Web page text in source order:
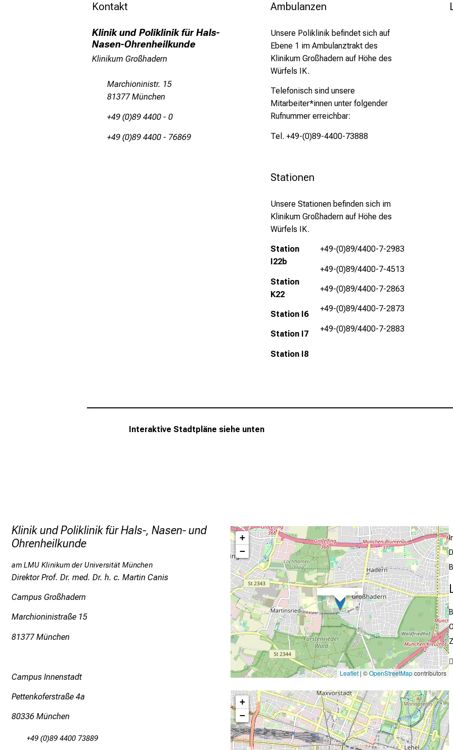
Kontakt
Klinik und Poliklinik für Hals-
Nasen-Ohrenheilkunde
Klinikum Großhadern
Marchioninistr. 15
81377 München
+49 (0)89 4400 - 0
+49 (0)89 4400 - 76869
Ambulanzen
Unsere Poliklinik befindet sich auf
Ebene 1 im Ambulanztrakt des
Klinikum Großhadern auf Höhe des
Würfels IK.
Telefonisch sind unsere
Mitarbeiter*innen unter folgender
Rufnummer erreichbar:
Tel. +49-(0)89-4400-73888
Stationen
Unsere Stationen befinden sich im
Klinikum Großhadern auf Höhe des
Würfels IK.
Station
I22b
Station
K22
Station I6
Station I7
Station I8
+49-(0)89/4400-7-2983
+49-(0)89/4400-7-4513
+49-(0)89/4400-7-2863
+49-(0)89/4400-7-2873
+49-(0)89/4400-7-2883
Interaktive Stadtpläne siehe unten
Klinik und Poliklinik für Hals-, Nasen- und
Ohrenheilkunde
am LMU Klinikum der Universität München
Direktor Prof. Dr. med. Dr. h. c. Martin Canis
Campus Großhadern
Marchioninistraße 15
81377 München
Campus Innenstadt
Pettenkoferstraße 4a
80336 München
+49 (0)89 4400 73889
×
+
−
Leaflet| ©OpenStreetMapcontributors
+
−